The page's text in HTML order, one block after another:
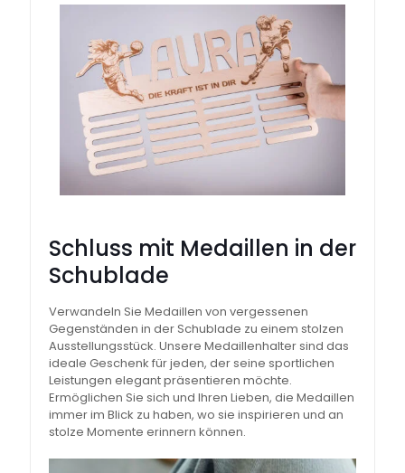
Schluss mit Medaillen in der
Schublade
Verwandeln Sie Medaillen von vergessenen
Gegenständen in der Schublade zu einem stolzen
Ausstellungsstück. Unsere Medaillenhalter sind das
ideale Geschenk für jeden, der seine sportlichen
Leistungen elegant präsentieren möchte.
Ermöglichen Sie sich und Ihren Lieben, die Medaillen
immer im Blick zu haben, wo sie inspirieren und an
stolze Momente erinnern können.